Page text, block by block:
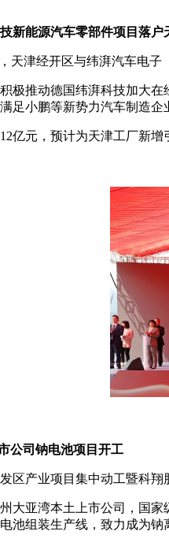
新能源汽车零部件项目落户
天津经开区与纬湃汽车电
极推动德国纬湃科技加大
足小鹏等新势力汽车制造企
亿元，预计为天津工厂新
公司钠电池项目开工
区产业项目集中动工暨科翔
大亚湾本土上市公司，国
池组装生产线，致力成为钠